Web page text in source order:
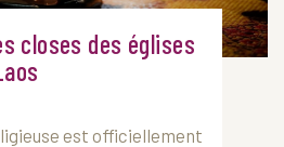
closes des églises
est officiellement